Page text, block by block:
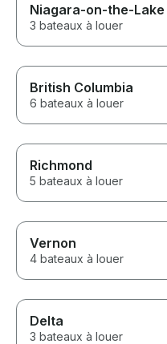
Niagara-on-the-Lake
3 bateaux à louer
British Columbia
6 bateaux à louer
Richmond
5 bateaux à louer
Vernon
4 bateaux à louer
Delta
3 bateaux à louer